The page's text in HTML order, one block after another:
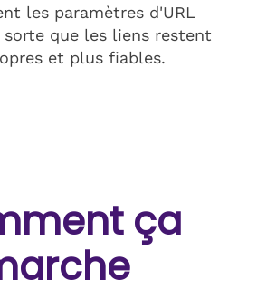
les paramètres d'URL
que les liens restent
et plus fiables.
ça